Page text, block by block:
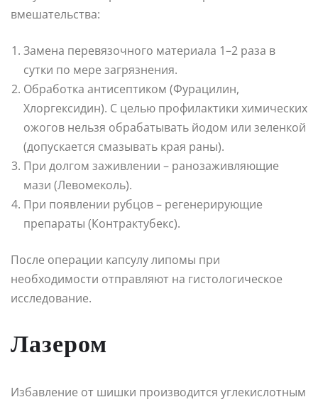
вмешательства:
Замена перевязочного материала 1–2 раза в
сутки по мере загрязнения.
Обработка антисептиком (Фурацилин,
Хлоргексидин). С целью профилактики химических
ожогов нельзя обрабатывать йодом или зеленкой
(допускается смазывать края раны).
При долгом заживлении – ранозаживляющие
мази (Левомеколь).
При появлении рубцов – регенерирующие
препараты (Контрактубекс).
После операции капсулу липомы при
необходимости отправляют на гистологическое
исследование.
Лазером
Избавление от шишки производится углекислотным